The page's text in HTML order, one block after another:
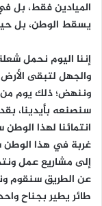
الميادين فقط، بل
يسقط الوطن، بل
إننا اليوم نحمل
والجهل لتبقى
وننهض؛ ذلك يوم
سنصنعه بأيدينا،
انتمائنا لهذا
غربة في هذا الوطن
إلى مشاريع عمل
عن الطريق سنقوم
طائر يطير بجناح